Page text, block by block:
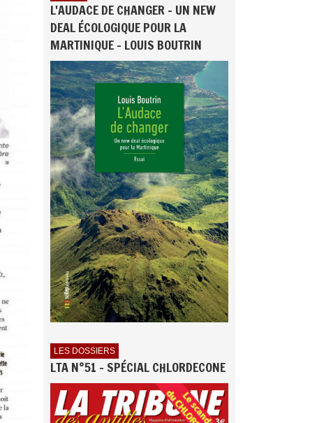
L'AUDACE DE CHANGER - UN NEW
DEAL ÉCOLOGIQUE POUR LA
MARTINIQUE - LOUIS BOUTRIN
LES DOSSIERS
LTA N°51 - SPÉCIAL CHLORDECONE